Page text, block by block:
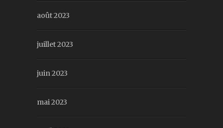
août 2023
juillet 2023
juin 2023
mai 2023